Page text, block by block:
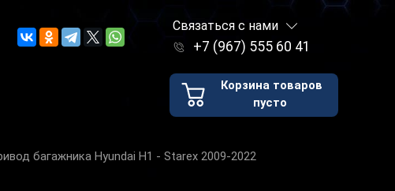
Связаться с нами
+7 (967) 555 60 41
Корзина товаров
пусто
багажника Hyundai H1 - Starex 2009-2022